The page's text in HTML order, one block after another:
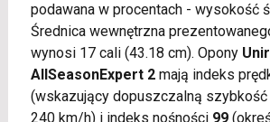
podawana w procentach - wysokość
Średnica wewnętrzna
wynosi 17 cali (43.18 cm). Opony
AllSeasonExpert 2mają indeks
(wskazujący dopuszczalną
240 km/h) i indeks nośności 99